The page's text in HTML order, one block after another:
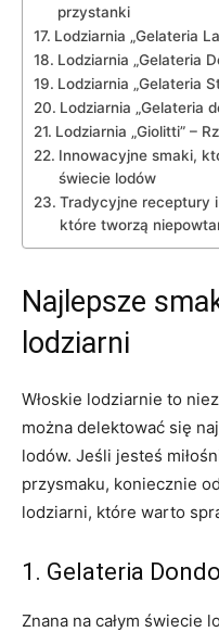
przystanki
Lodziarnia „Gelateria
Lodziarnia „Gelateria
Lodziarnia „Gelateria
Lodziarnia „Gelateria
Lodziarnia „Giolitti” –
Innowacyjne‍ smaki,
świecie lodów
Tradycyjne receptury⁣
które tworzą
Najlepsze
lodziarni
Włoskie lodziarnie to
można delektować ⁢się
lodów. Jeśli jesteś
przysmaku, koniecznie
lodziarni, które warto
1. ⁤Gelateria
Znana na całym ‍świecie